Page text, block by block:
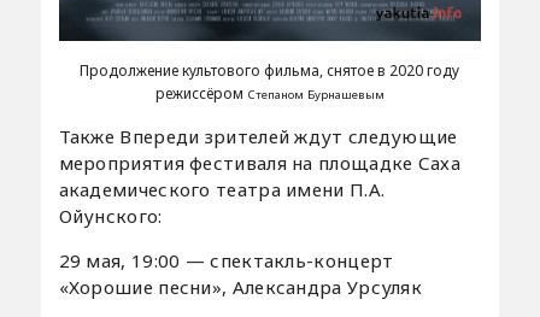
Продолжение культового фильма, снятое в 2020 году
режиссёром Степаном Бурнашевым
Также Впереди зрителей ждут следующие
мероприятия фестиваля на площадке Саха
академического театра имени П.А.
Ойунского:
29 мая, 19:00 — спектакль-концерт
«Хорошие песни», Александра Урсуляк